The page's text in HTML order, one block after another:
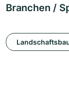
Branchen /